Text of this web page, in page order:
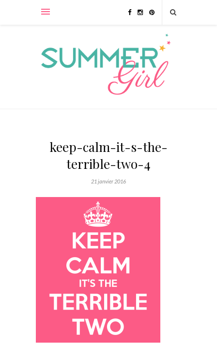
keep-calm-it-s-the-
terrible-two-4
21 janvier 2016